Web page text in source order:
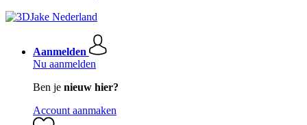
Aanmelden
Nu aanmelden
Ben je nieuw hier?
Account aanmaken